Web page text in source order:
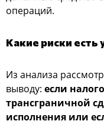
операций.
Какие риски
Из анализа
выводу: если
трансграничной
исполнения или